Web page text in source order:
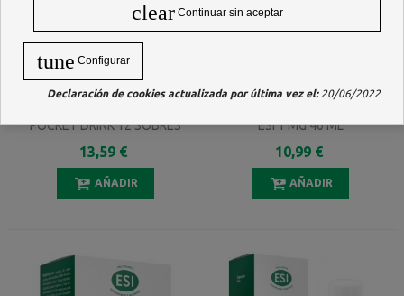
POCKET DRINK 12 SOBRES
13,59 €
AÑADIR
ESI 1 MG 40 ML
10,99 €
AÑADIR
clear Continuar sin aceptar
tune Configurar
Declaración de cookies actualizada por última vez el:20/06/2022